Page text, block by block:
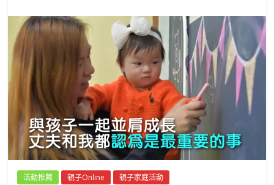
活動推薦 親子Online 親子家庭活動